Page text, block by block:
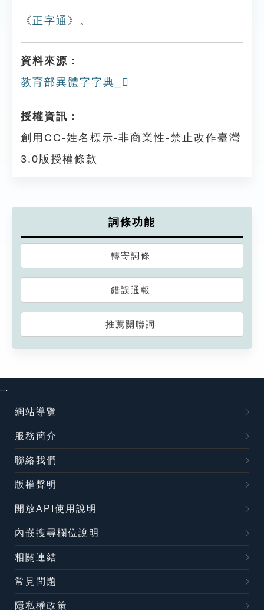
《 正字通 》。
資料來源：
教育部異體字字典_𠤾
授權資訊：
創用CC-姓名標示-非商業性-禁止改作臺灣
3.0版授權條款
詞條功能
轉寄詞條
錯誤通報
推薦關聯詞
:::
網站導覽
服務簡介
聯絡我們
版權聲明
開放API使用說明
內嵌搜尋欄位說明
相關連結
常見問題
隱私權政策